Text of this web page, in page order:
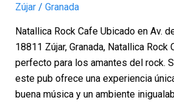
Zújar/ Granada
Natallica Rock Cafe Ubicado en Av.
18811 Zújar, Granada, Natallica Rock
perfecto para los amantes del rock.
este pub ofrece una experiencia
buena música y un ambiente
–
Granada